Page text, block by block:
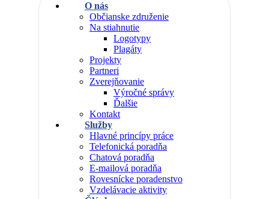
O nás
Občianske združenie
Na stiahnutie
Logotypy
Plagáty
Projekty
Partneri
Zverejňovanie
Výročné správy
Ďalšie
Kontakt
Služby
Hlavné princípy práce
Telefonická poradňa
Chatová poradňa
E-mailová poradňa
Rovesnícke poradenstvo
Vzdelávacie aktivity